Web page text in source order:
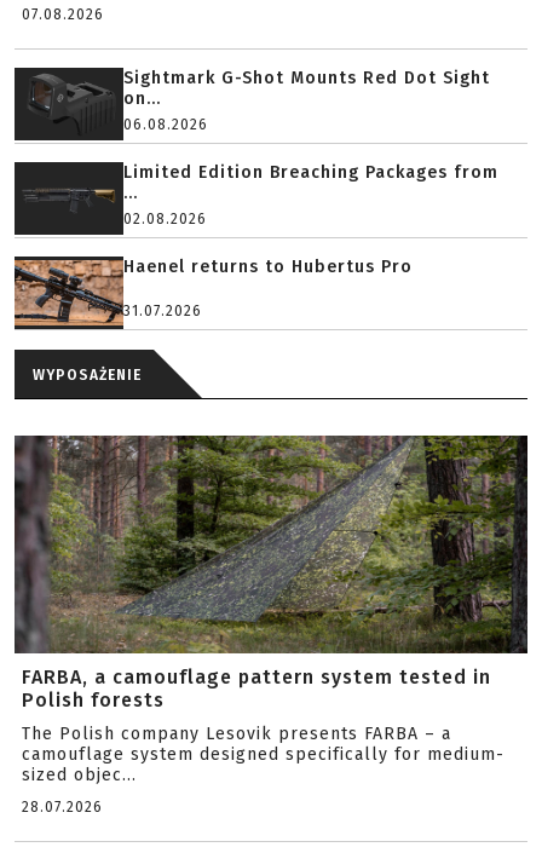
07.08.2026
Sightmark G-Shot Mounts Red Dot Sight
on...
06.08.2026
Limited Edition Breaching Packages from
...
02.08.2026
Haenel returns to Hubertus Pro
31.07.2026
WYPOSAŻENIE
FARBA, a camouflage pattern system tested in
Polish forests
The Polish company Lesovik presents FARBA – a
camouflage system designed specifically for medium-
sized objec...
28.07.2026